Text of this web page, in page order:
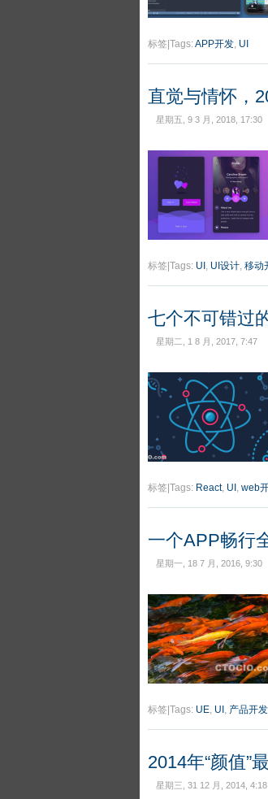
标签|Tags:APP开发, UI
直觉与情怀，
星期五, 9 3 月, 2018, 17:30
标签|Tags: UI , UI设计, 移动
七个不可错过
星期二, 1 8 月, 2017, 7:47
标签|Tags: React, UI , web
一个APP畅行
星期一, 18 7 月, 2016, 9:30
标签|Tags: UE, UI , 产品开发
2014年“颜值”
星期三, 31 12 月, 2014, 4:18